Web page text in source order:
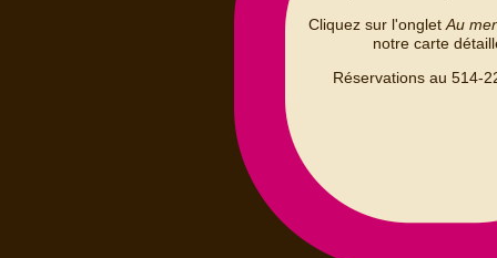
Cliquez sur l'onglet Au
notre carte
Réservations au 514-